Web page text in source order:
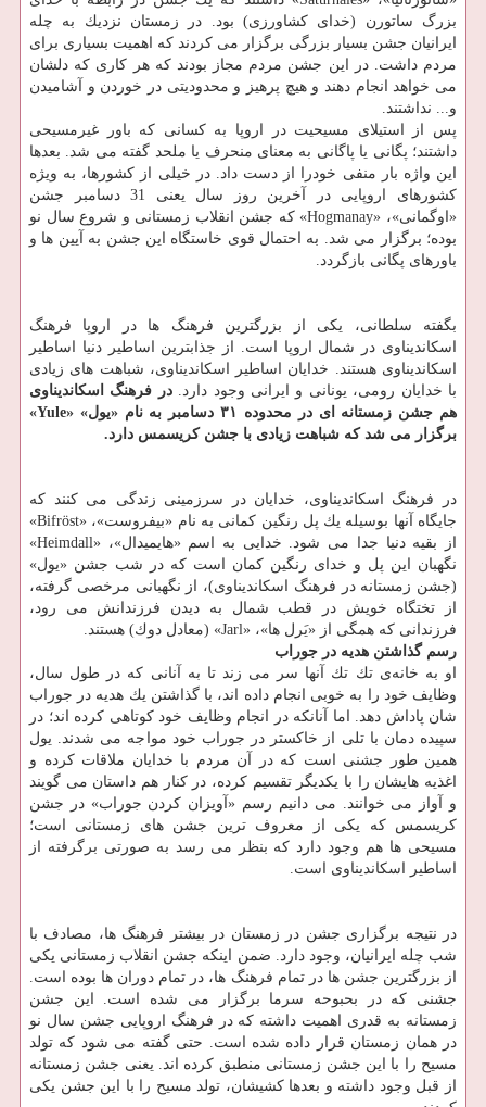
بزرگ ساتورن (خدای كشاورزی) بود. در زمستان نزدیك به چله
ایرانیان جشن بسیار بزرگی برگزار می كردند كه اهمیت بسیاری برای
مردم داشت. در این جشن مردم مجاز بودند كه هر كاری كه دلشان
می خواهد انجام دهند و هیچ پرهیز و محدودیتی در خوردن و آشامیدن
و... نداشتند.
پس از استیلای مسیحیت در اروپا به كسانی كه باور غیرمسیحی
داشتند؛ پگانی یا پاگانی به معنای منحرف یا ملحد گفته می شد. بعدها
این واژه بار منفی خودرا از دست داد. در خیلی از كشورها، به ویژه
كشورهای اروپایی در آخرین روز سال یعنی 31 دسامبر جشن
«اوگمانی»، «Hogmanay» كه جشن انقلاب زمستانی و شروع سال نو
بوده؛ برگزار می شد. به احتمال قوی خاستگاه این جشن به آیین ها و
باورهای پگانی بازگردد.
بگفته سلطانی، یكی از بزرگترین فرهنگ ها در اروپا فرهنگ
اسكاندیناوی در شمال اروپا است. از جذابترین اساطیر دنیا اساطیر
اسكاندیناوی هستند. خدایان اساطیر اسكاندیناوی، شباهت های زیادی
با خدایان رومی، یونانی و ایرانی وجود دارد.در فرهنگ اسكاندیناوی
هم جشن زمستانه ای در محدوده ۳۱ دسامبر به نام «یول» «Yule»
برگزار می شد كه شباهت زیادی با جشن كریسمس دارد.
در فرهنگ اسكاندیناوی، خدایان در سرزمینی زندگی می كنند كه
جایگاه آنها بوسیله یك پل رنگین كمانی به نام «بیفروست»، «Bifröst»
از بقیه دنیا جدا می شود. خدایی به اسم «هایمیدال»، «Heimdall»
نگهبان این پل و خدای رنگین كمان است كه در شب جشن «یول»
(جشن زمستانه در فرهنگ اسكاندیناوی)، از نگهبانی مرخصی گرفته،
از تختگاه خویش در قطب شمال به دیدن فرزندانش می رود،
فرزندانی كه همگی از «یَرل ها»، «Jarl» (معادل دوك) هستند.
رسم گذاشتن هدیه در جوراب
او به خانه‌ی تك تك آنها سر می زند تا به آنانی كه در طول سال،
وظایف خود را به خوبی انجام داده اند، با گذاشتن یك هدیه در جوراب
شان پاداش دهد. اما آنانكه در انجام وظایف خود كوتاهی كرده اند؛ در
سپیده دمان با تلی از خاكستر در جوراب خود مواجه می شدند. یول
همین طور جشنی است كه در آن مردم با خدایان ملاقات كرده و
اغذیه هایشان را با یكدیگر تقسیم كرده، در كنار هم داستان می گویند
و آواز می خوانند. می دانیم رسم «آویزان كردن جوراب» در جشن
كریسمس كه یكی از معروف ترین جشن های زمستانی است؛
مسیحی ها هم وجود دارد كه بنظر می رسد به صورتی برگرفته از
اساطیر اسكاندیناوی است.
در نتیجه برگزاری جشن در زمستان در بیشتر فرهنگ ها، مصادف با
شب چله ایرانیان، وجود دارد. ضمن اینكه جشن انقلاب زمستانی یكی
از بزرگترین جشن ها در تمام فرهنگ ها، در تمام دوران ها بوده است.
جشنی كه در بحبوحه سرما برگزار می شده است. این جشن
زمستانه به قدری اهمیت داشته كه در فرهنگ اروپایی جشن سال نو
در همان زمستان قرار داده شده است. حتی گفته می شود كه تولد
مسیح را با این جشن زمستانی منطبق كرده اند. یعنی جشن زمستانه
از قبل وجود داشته و بعدها كشیشان، تولد مسیح را با این جشن یكی